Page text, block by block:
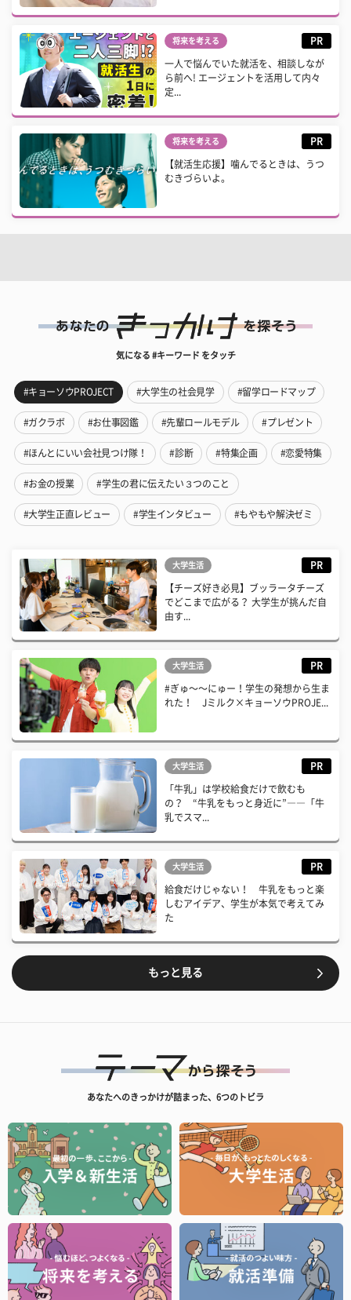
将来を考える PR
一人で悩んでいた就活を、相談しなが
ら前へ! エージェントを活用して内々
定...
将来を考える PR
【就活生応援】噛んでるときは、うつ
むきづらいよ。
気になる #キーワード をタッチ
#キョーソウPROJECT #大学生の社会見学 #留学ロードマップ
#ガクラボ #お仕事図鑑 #先輩ロールモデル #プレゼント
#ほんとにいい会社見つけ隊！ #診断 #特集企画 #恋愛特集
#お金の授業 #学生の君に伝えたい３つのこと
#大学生正直レビュー #学生インタビュー #もやもや解決ゼミ
大学生活 PR
【チーズ好き必見】ブッラータチーズ
でどこまで広がる？ 大学生が挑んだ自
由す...
大学生活 PR
#ぎゅ〜〜にゅー！学生の発想から生ま
れた！ Jミルク×キョーソウPROJE...
大学生活 PR
「牛乳」は学校給食だけで飲むも
の？ “牛乳をもっと身近に”――「牛
乳でスマ...
大学生活 PR
給食だけじゃない！ 牛乳をもっと楽
しむアイデア、学生が本気で考えてみ
た
もっと見る
あなたへのきっかけが詰まった、6つのトビラ